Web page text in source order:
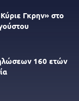
Γκρην» στο
160 ετών